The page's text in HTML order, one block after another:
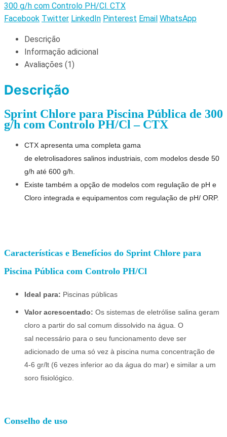
300 g/h com Controlo PH/Cl. CTX
Facebook Twitter LinkedIn Pinterest Email WhatsApp
Descrição
Informação adicional
Avaliações (1)
Descrição
Sprint Chlore para Piscina Pública de 300
g/h com Controlo PH/Cl – CTX
CTX apresenta uma completa gama
de eletrolisadores salinos industriais, com modelos desde 50
g/h até 600 g/h.
Existe também a opção de modelos com regulação de pH e
Cloro integrada e equipamentos com regulação de pH/ ORP.
Características e Benefícios do Sprint Chlore para
Piscina Pública com Controlo PH/Cl
Ideal para: Piscinas públicas
Valor acrescentado: Os sistemas de eletrólise salina geram
cloro a partir do sal comum dissolvido na água. O
sal necessário para o seu funcionamento deve ser
adicionado de uma só vez à piscina numa concentração de
4-6 gr/lt (6 vezes inferior ao da água do mar) e similar a um
soro fisiológico.
Conselho de uso